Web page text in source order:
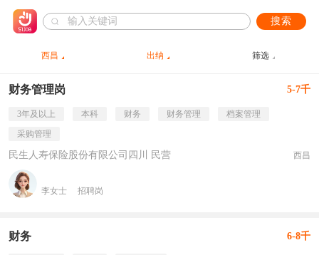
搜索
西昌 出纳 筛选
财务管理岗 5-7千
3年及以上 本科 财务 财务管理
档案管理
采购管理
民生人寿保险股份有限公司四川 民营 西昌
李女士 招聘岗
财务 6-8千